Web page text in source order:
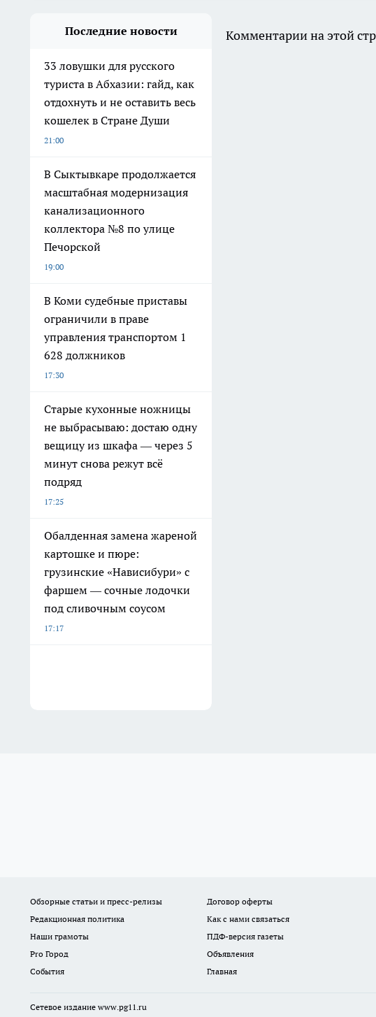
Последние новости
33 ловушки для русского
туриста в Абхазии: гайд, как
отдохнуть и не оставить весь
кошелек в Стране Души
21:00
В Сыктывкаре продолжается
масштабная модернизация
канализационного
коллектора №8 по улице
Печорской
19:00
В Коми судебные приставы
ограничили в праве
управления транспортом 1
628 должников
17:30
Старые кухонные ножницы
не выбрасываю: достаю одну
вещицу из шкафа — через 5
минут снова режут всё
подряд
17:25
Обалденная замена жареной
картошке и пюре:
грузинские «Нависибури» с
фаршем — сочные лодочки
под сливочным соусом
17:17
Комментарии на этой
Обзорные статьи и пресс-релизы Договор оферты
Редакционная политика
Как с нами связаться
Наши грамоты
ПДФ-версия газеты
Pro Город
Объявления
События
Главная
Сетевое издание www.pg11.ru